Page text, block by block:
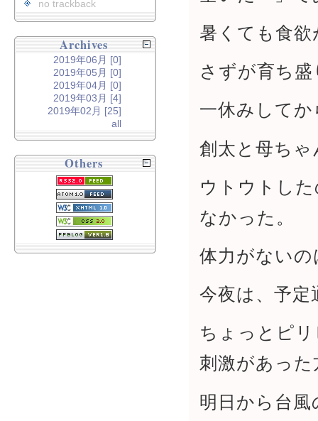
暑くても食
さずが育ち盛
一休みして
創太と母ち
ウトウトし
なかった。
体力がない
今夜は、予
ちょっとピ
刺激があっ
明日から台
no trackback
Archives
2019年06月 [0]
2019年05月 [0]
2019年04月 [0]
2019年03月 [4]
2019年02月 [25]
all
Others